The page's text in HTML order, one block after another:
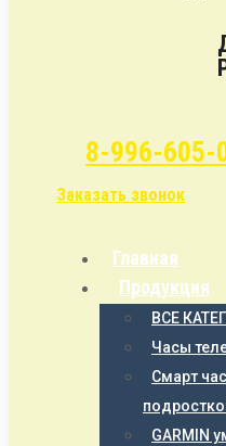
8-996-605-
Заказать звонок
Главная
Продукция
ВСЕ
Часы
Смарт
GARMIN